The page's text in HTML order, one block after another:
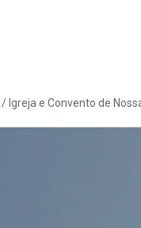
/ Igreja e Convento de